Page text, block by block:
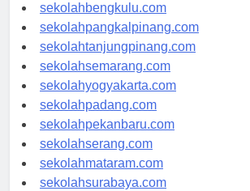
sekolahbengkulu.com
sekolahpangkalpinang.com
sekolahtanjungpinang.com
sekolahsemarang.com
sekolahyogyakarta.com
sekolahpadang.com
sekolahpekanbaru.com
sekolahserang.com
sekolahmataram.com
sekolahsurabaya.com